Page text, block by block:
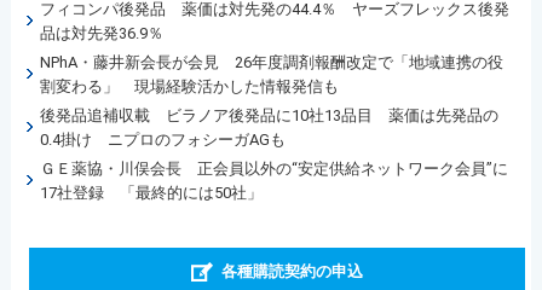
フィコンパ後発品 薬価は対先発の44.4％ ヤーズフレックス後発
品は対先発36.9％
NPhA・藤井新会長が会見 26年度調剤報酬改定で「地域連携の役
割変わる」 現場経験活かした情報発信も
後発品追補収載 ビラノア後発品に10社13品目 薬価は先発品の
0.4掛け ニプロのフォシーガAGも
ＧＥ薬協・川俣会長 正会員以外の“安定供給ネットワーク会員”に
17社登録 「最終的には50社」
各種購読契約の申込